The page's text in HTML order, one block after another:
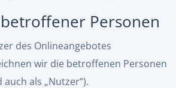
Personen
des Onlineangebotes
wir die betroffenen Personen
als „Nutzer“).